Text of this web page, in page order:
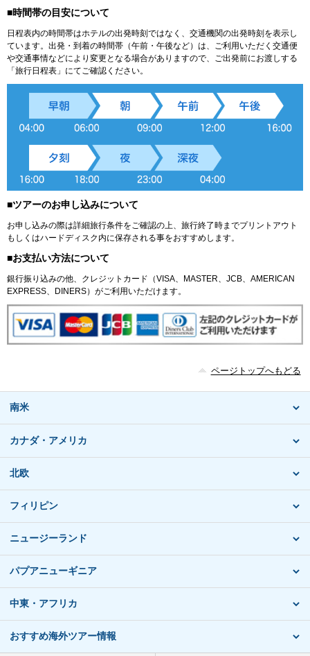
■時間帯の目安について
日程表内の時間帯はホテルの出発時刻ではなく、交通機関の出発時刻を表示し
ています。出発・到着の時間帯（午前・午後など）は、ご利用いただく交通便
や交通事情などにより変更となる場合がありますので、ご出発前にお渡しする
「旅行日程表」にてご確認ください。
■ツアーのお申し込みについて
お申し込みの際は詳細旅行条件をご確認の上、旅行終了時までプリントアウト
もしくはハードディスク内に保存される事をおすすめします。
■お支払い方法について
銀行振り込みの他、クレジットカード（VISA、MASTER、JCB、AMERICAN
EXPRESS、DINERS）がご利用いただけます。
ページトップへもどる
南米
カナダ・アメリカ
北欧
フィリピン
ニュージーランド
パプアニューギニア
中東・アフリカ
おすすめ海外ツアー情報